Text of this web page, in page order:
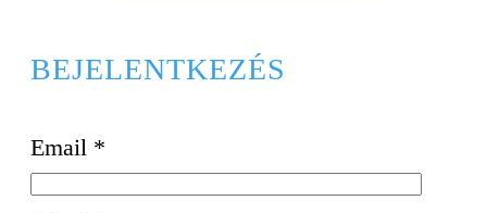
BEJELENTKEZÉS
Email *